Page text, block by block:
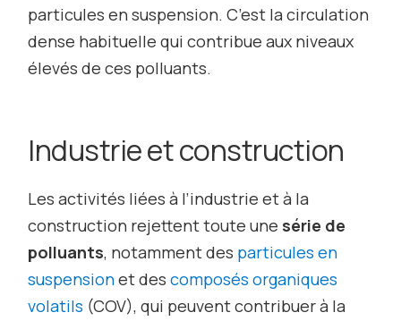
particules en suspension. C’est la circulation
dense habituelle qui contribue aux niveaux
élevés de ces polluants.
Industrie et construction
Les activités liées à l’industrie et à la
construction rejettent toute une série de
polluants, notamment des particules en
suspensionet descomposés organiques
volatils (COV), qui peuvent contribuer à la